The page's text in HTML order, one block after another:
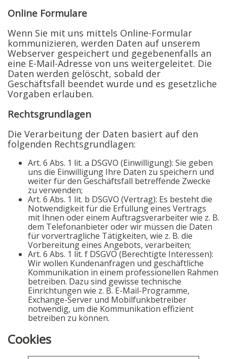
Online Formulare
Wenn Sie mit uns mittels Online-Formular
kommunizieren, werden Daten auf unserem
Webserver gespeichert und gegebenenfalls an
eine E-Mail-Adresse von uns weitergeleitet. Die
Daten werden gelöscht, sobald der
Geschäftsfall beendet wurde und es gesetzliche
Vorgaben erlauben.
Rechtsgrundlagen
Die Verarbeitung der Daten basiert auf den
folgenden Rechtsgrundlagen:
Art. 6 Abs. 1 lit. a DSGVO (Einwilligung): Sie geben
uns die Einwilligung Ihre Daten zu speichern und
weiter für den Geschäftsfall betreffende Zwecke
zu verwenden;
Art. 6 Abs. 1 lit. b DSGVO (Vertrag): Es besteht die
Notwendigkeit für die Erfüllung eines Vertrags
mit Ihnen oder einem Auftragsverarbeiter wie z. B.
dem Telefonanbieter oder wir müssen die Daten
für vorvertragliche Tätigkeiten, wie z. B. die
Vorbereitung eines Angebots, verarbeiten;
Art. 6 Abs. 1 lit. f DSGVO (Berechtigte Interessen):
Wir wollen Kundenanfragen und geschäftliche
Kommunikation in einem professionellen Rahmen
betreiben. Dazu sind gewisse technische
Einrichtungen wie z. B. E-Mail-Programme,
Exchange-Server und Mobilfunkbetreiber
notwendig, um die Kommunikation effizient
betreiben zu können.
Cookies